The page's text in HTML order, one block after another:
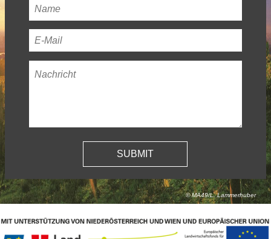
Ihr
Name*
Ihre
E-
Mail-
Nachricht*
© MA49/L. Lammerhuber